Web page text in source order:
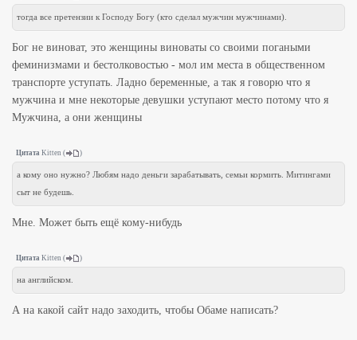
тогда все претензии к Господу Богу (кто сделал мужчин мужчинами).
Бог не виноват, это женщины виноваты со своими погаными
феминизмами и бестолковостью - мол им места в общественном
транспорте уступать. Ладно беременные, а так я говорю что я
мужчина и мне некоторые девушки уступают место потому что я
Мужчина, а они женщины
Цитата Kitten ( )
а кому оно нужно? Любям надо деньги зарабатывать, семьи кормить. Митингами
сыт не будешь.
Мне. Может быть ещё кому-нибудь
Цитата Kitten ( )
на английском.
А на какой сайт надо заходить, чтобы Обаме написать?